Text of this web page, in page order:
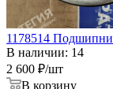
1178514
В наличии: 14
2 600 ₽/шт
В корзину